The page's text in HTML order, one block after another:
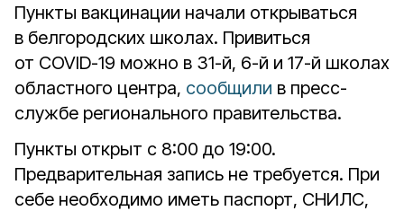
Пункты вакцинации начали открываться
в белгородских школах. Привиться
от COVID-19 можно в 31-й, 6-й и 17-й школах
областного центра, сообщили в пресс-
службе регионального правительства.
Пункты открыт с 8:00 до 19:00.
Предварительная запись не требуется. При
себе необходимо иметь паспорт, СНИЛС,